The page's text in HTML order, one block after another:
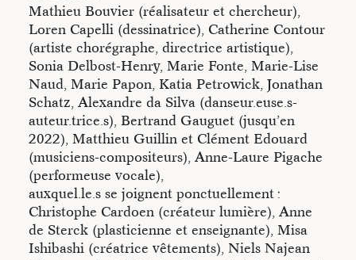
Mathieu Bouvier (réalisateur et chercheur),
Loren Capelli (dessinatrice), Catherine Contour
(artiste chorégraphe, directrice artistique),
Sonia Delbost-Henry, Marie Fonte, Marie-Lise
Naud, Marie Papon, Katia Petrowick, Jonathan
Schatz, Alexandre da Silva (danseur.euse.s-
auteur.trice.s), Bertrand Gauguet (jusqu’en
2022), Matthieu Guillin et Clément Edouard
(musiciens-compositeurs), Anne-Laure Pigache
(performeuse vocale),
auxquel.le.s se joignent ponctuellement :
Christophe Cardoen (créateur lumière), Anne
de Sterck (plasticienne et enseignante), Misa
Ishibashi (créatrice vêtements), Niels Najean